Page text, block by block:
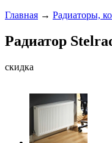
Главная → Радиаторы,
Радиатор
скидка